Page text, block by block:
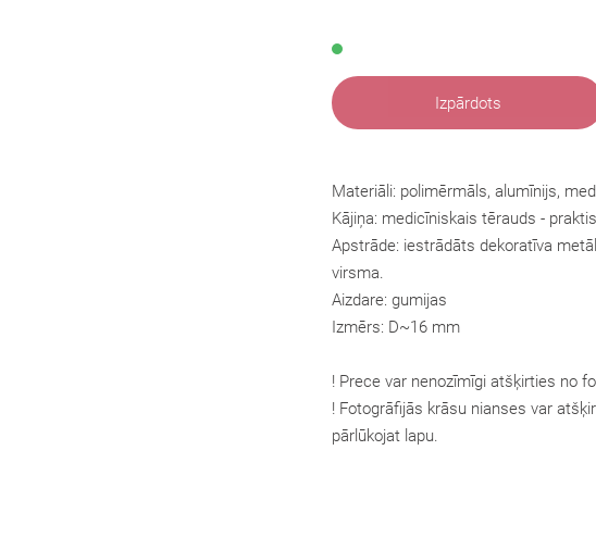
Izpārdots
Materiāli: polimērmāls, alumīnijs,
Kājiņa: medicīniskais tērauds -
Apstrāde: iestrādāts dekoratīva
virsma.
Aizdare: gumijas
Izmērs: D~16 mm
! Prece var nenozīmīgi atšķirties no
! Fotogrāfijās krāsu nianses var
pārlūkojat lapu.